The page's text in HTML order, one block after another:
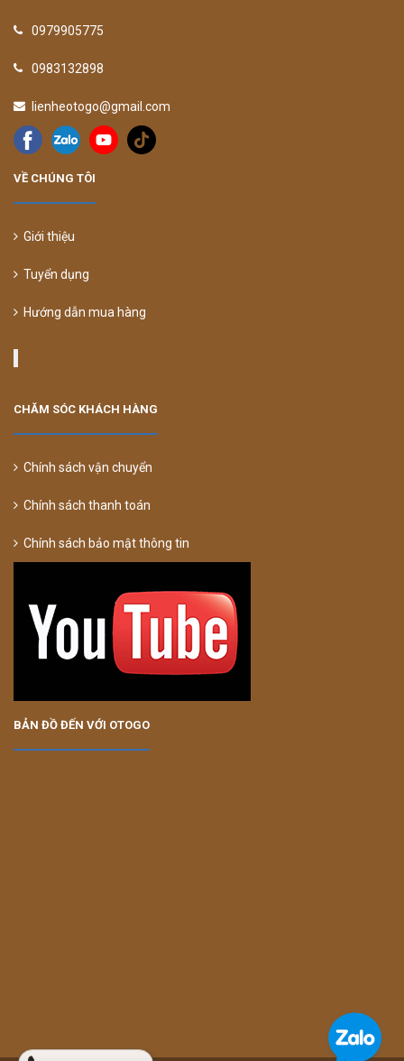
0979905775
0983132898
lienheotogo@gmail.com
VỀ CHÚNG TÔI
Giới thiệu
Tuyển dụng
Hướng dẫn mua hàng
CHĂM SÓC KHÁCH HÀNG
Chính sách vận chuyển
Chính sách thanh toán
Chính sách bảo mật thông tin
BẢN ĐỒ ĐẾN VỚI OTOGO